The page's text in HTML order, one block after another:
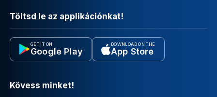
Töltsd le az applikációnkat!
GET IT ON
Google Play
DOWNLOAD ON THE
App Store
Kövess minket!